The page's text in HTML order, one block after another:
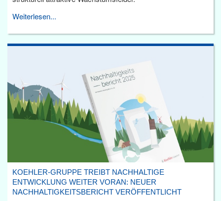
Weiterlesen...
KOEHLER-GRUPPE TREIBT NACHHALTIGE
ENTWICKLUNG WEITER VORAN: NEUER
NACHHALTIGKEITSBERICHT VERÖFFENTLICHT